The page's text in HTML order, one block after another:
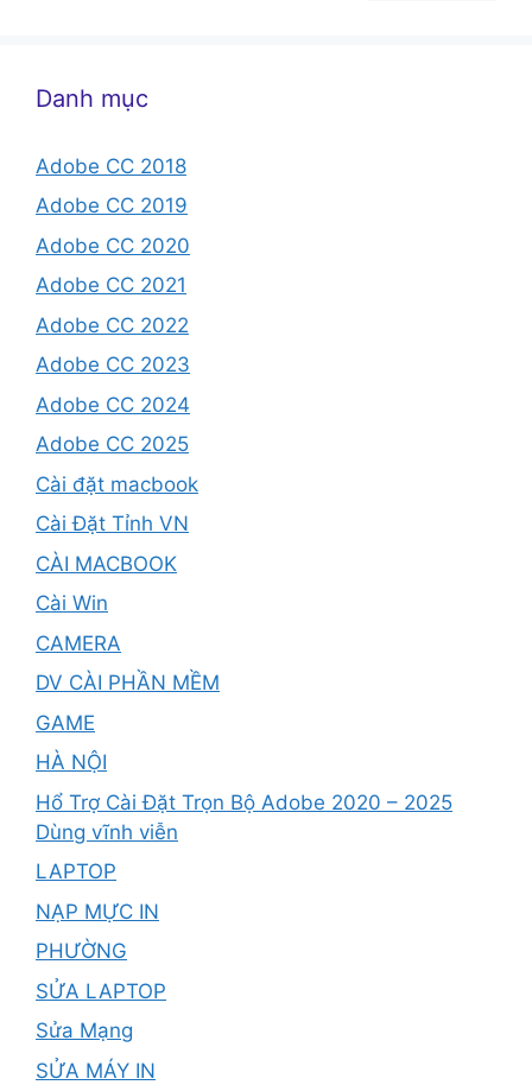
Danh mục
Adobe CC 2018
Adobe CC 2019
Adobe CC 2020
Adobe CC 2021
Adobe CC 2022
Adobe CC 2023
Adobe CC 2024
Adobe CC 2025
Cài đặt macbook
Cài Đặt Tỉnh VN
CÀI MACBOOK
Cài Win
CAMERA
DV CÀI PHẦN MỀM
GAME
HÀ NỘI
Hổ Trợ Cài Đặt Trọn Bộ Adobe 2020 – 2025
Dùng vĩnh viễn
LAPTOP
NẠP MỰC IN
PHƯỜNG
SỬA LAPTOP
Sửa Mạng
SỬA MÁY IN